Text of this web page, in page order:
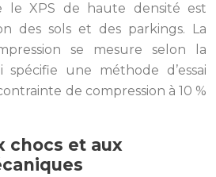
le XPS de haute densité est
des sols et des parkings. La
se mesure selon la
une méthode d’essai
de compression à 10 %
chocs et aux